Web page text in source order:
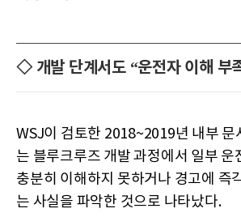
◇ 개발 단계서도 “운전자 이해 부
WSJ이 검토한 2018~2019년 내부 문
는 블루크루즈 개발 과정에서 일부 운
충분히 이해하지 못하거나 경고에 즉
는 사실을 파악한 것으로 나타났다.